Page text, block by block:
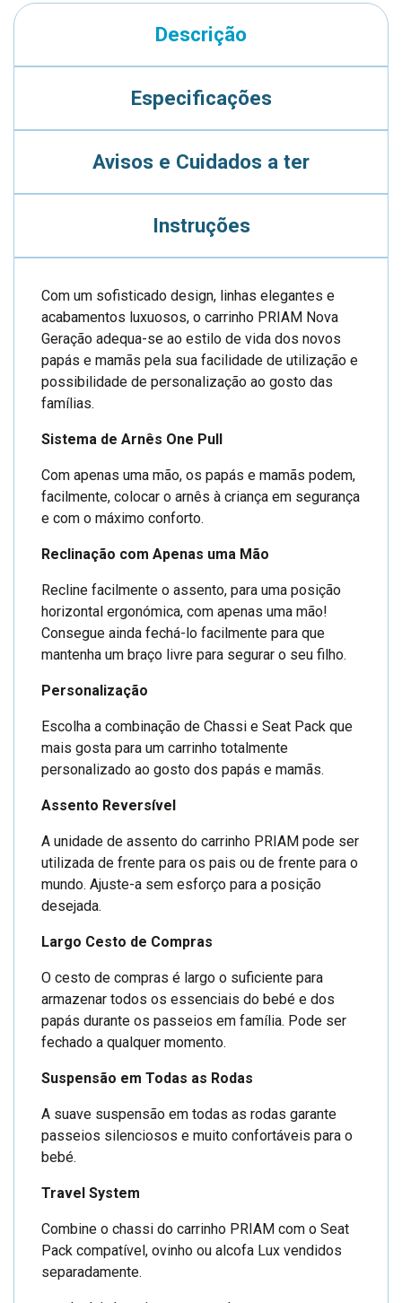
Descrição
Especificações
Avisos e Cuidados a ter
Instruções
Com um sofisticado design, linhas elegantes e
acabamentos luxuosos, o carrinho PRIAM Nova
Geração adequa-se ao estilo de vida dos novos
papás e mamãs pela sua facilidade de utilização e
possibilidade de personalização ao gosto das
famílias.
Sistema de Arnês One Pull
Com apenas uma mão, os papás e mamãs podem,
facilmente, colocar o arnês à criança em segurança
e com o máximo conforto.
Reclinação com Apenas uma Mão
Recline facilmente o assento, para uma posição
horizontal ergonómica, com apenas uma mão!
Consegue ainda fechá-lo facilmente para que
mantenha um braço livre para segurar o seu filho.
Personalização
Escolha a combinação de Chassi e Seat Pack que
mais gosta para um carrinho totalmente
personalizado ao gosto dos papás e mamãs.
Assento Reversível
A unidade de assento do carrinho PRIAM pode ser
utilizada de frente para os pais ou de frente para o
mundo. Ajuste-a sem esforço para a posição
desejada.
Largo Cesto de Compras
O cesto de compras é largo o suficiente para
armazenar todos os essenciais do bebé e dos
papás durante os passeios em família. Pode ser
fechado a qualquer momento.
Suspensão em Todas as Rodas
A suave suspensão em todas as rodas garante
passeios silenciosos e muito confortáveis para o
bebé.
Travel System
Combine o chassi do carrinho PRIAM com o Seat
Pack compatível, ovinho ou alcofa Lux vendidos
separadamente.